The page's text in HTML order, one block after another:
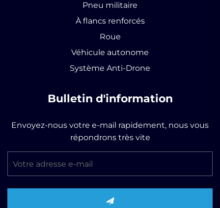
Pneu militaire
À flancs renforcés
Roue
Véhicule autonome
Système Anti-Drone
Bulletin d'information
Envoyez-nous votre e-mail rapidement, nous vous
répondrons très vite